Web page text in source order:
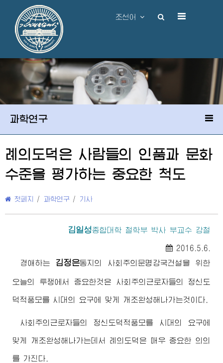
조선어
과학연구
례의도덕은 사람들의 인품과 문화
수준을 평가하는 중요한 척도
첫페지 / 과학연구 / 기사
김일성종합대학 철학부 박사 부교수 강철
2016.5.6.
경애하는 김정은동지의 사회주의문명강국건설을 위한
오늘의 투쟁에서 중요한것은 사회주의근로자들의 정신도
덕적풍모를 시대의 요구에 맞게 개조완성해나가는것이다.
사회주의근로자들의 정신도덕적풍모를 시대의 요구에
맞게 개조완성해나가는데서 례의도덕은 매우 중요한 의의
를 가진다.